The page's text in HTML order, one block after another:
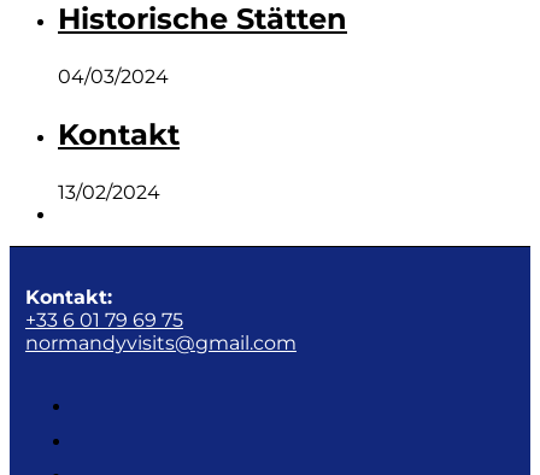
Historische Stätten
04/03/2024
Kontakt
13/02/2024
Kontakt:
+33 6 01 79 69 75
normandyvisits@gmail.com